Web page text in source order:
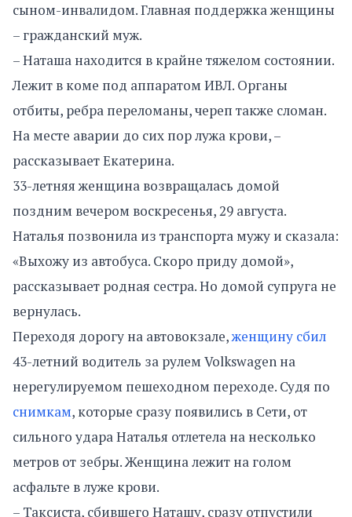
сыном-инвалидом. Главная поддержка женщины
– гражданский муж.
– Наташа находится в крайне тяжелом состоянии.
Лежит в коме под аппаратом ИВЛ. Органы
отбиты, ребра переломаны, череп также сломан.
На месте аварии до сих пор лужа крови, –
рассказывает Екатерина.
33-летняя женщина возвращалась домой
поздним вечером воскресенья, 29 августа.
Наталья позвонила из транспорта мужу и сказала:
«Выхожу из автобуса. Скоро приду домой»,
рассказывает родная сестра. Но домой супруга не
вернулась.
Переходя дорогу на автовокзале,женщину сбил
43-летний водитель за рулем Volkswagen на
нерегулируемом пешеходном переходе. Судя по
снимкам, которые сразу появились в Сети, от
сильного удара Наталья отлетела на несколько
метров от зебры. Женщина лежит на голом
асфальте в луже крови.
– Таксиста, сбившего Наташу, сразу отпустили